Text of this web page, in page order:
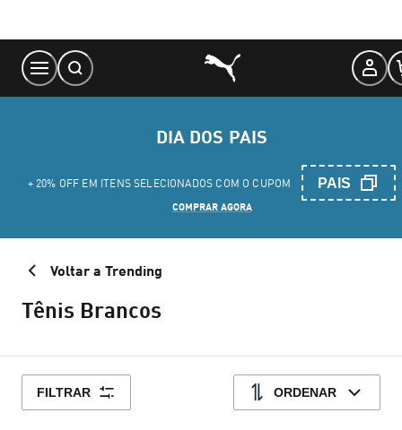
Content
DIA DOS PAIS
+ 20% OFF EM ITENS SELECIONADOS COM O CUPOM PAIS
COMPRAR AGORA
Voltar a Trending
Tênis Brancos
FILTRAR ORDENAR